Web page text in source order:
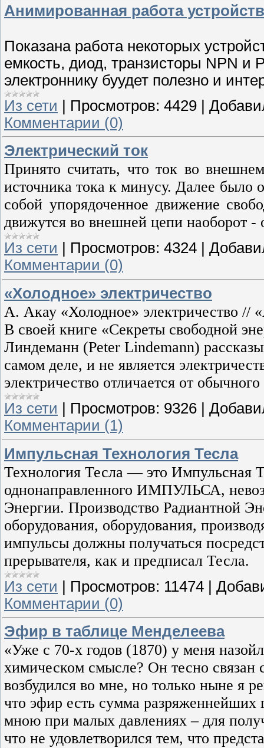
Анимированная работа устройств
Показана работа некоторых
емкость, диод, транзисторы NPN и
электроннику буудет полезно и
Из сети | Просмотров: 4429 |
Комментарии (0)
Электрический ток
Принято считать, что ток во
источника тока к минусу. Далее было
собой упорядоченное движение
движутся во внешней цепи наоборот -
Из сети Просмотров: 4324
Комментарии (0)
«Холодное» электричество
А. Акау «Холодное» электричество //
В своей книге «Секреты свободной
Линдеманн (Peter Lindemann)
самом деле, и не является
электричество отличается от
Из сети Просмотров: 9326
Комментарии (1)
Импульсная Технология Тесла
Технология Тесла — это Импульсная
однонаправленного ИМПУЛЬСА,
Энергии. Производство Радиантной
оборудования, оборудования,
импульсы должны получаться
прерывателя, как и предписал Тесла.
Из сети | Просмотров: 11474 |
Комментарии (0)
Эфир в таблице Менделеева
«Уже с 70-х годов (1870) у меня
химическом смысле? Он тесно связан
возбудился во мне, но только ныне я
что эфир есть сумма разряженнейших
мною при малых давлениях – для
что не удовлетворился тем, что